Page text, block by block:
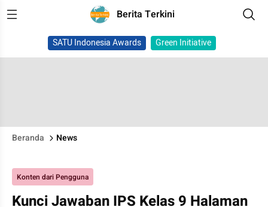
Berita Terkini
SATU Indonesia Awards Green Initiative
Beranda News
Konten dari Pengguna
Kunci Jawaban IPS Kelas 9 Halaman